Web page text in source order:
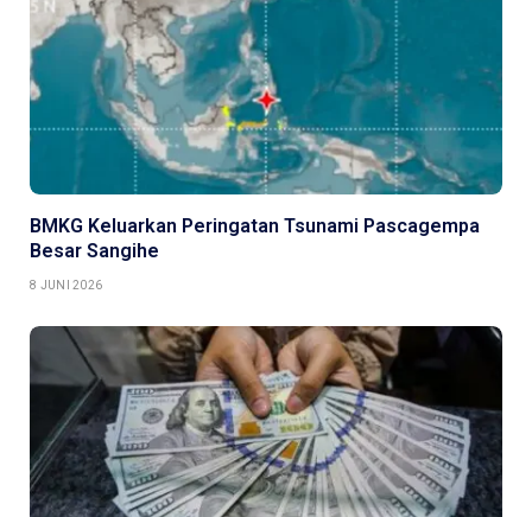
BMKG Keluarkan Peringatan Tsunami Pascagempa
Besar Sangihe
8 JUNI 2026